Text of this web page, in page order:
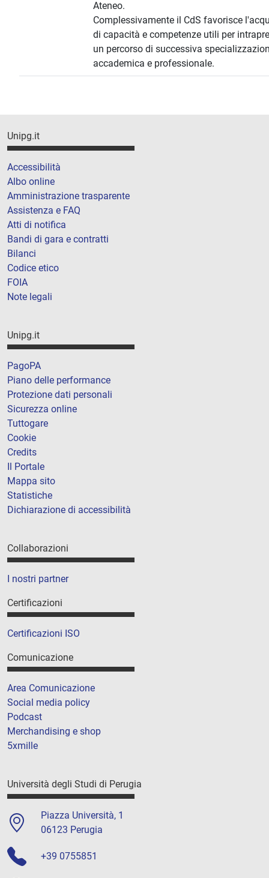
Ateneo.
Complessivamente il CdS favorisce
di capacità e competenze utili per
un percorso di successiva
accademica e professionale.
Unipg.it
Accessibilità
Albo online
Amministrazione trasparente
Assistenza e FAQ
Atti di notifica
Bandi di gara e contratti
Bilanci
Codice etico
FOIA
Note legali
Unipg.it
PagoPA
Piano delle performance
Protezione dati personali
Sicurezza online
Tuttogare
Cookie
Credits
Il Portale
Mappa sito
Statistiche
Dichiarazione di accessibilità
Collaborazioni
I nostri partner
Certificazioni
Certificazioni ISO
Comunicazione
Area Comunicazione
Social media policy
Podcast
Merchandising e shop
5xmille
Università degli Studi di Perugia
Piazza Università, 1
06123 Perugia
+39 0755851